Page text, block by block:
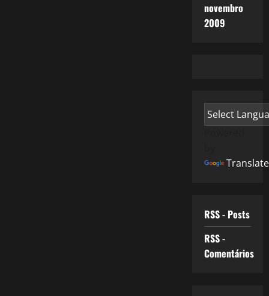
novembro
2009
Translate
RSS - Posts
RSS -
Comentários